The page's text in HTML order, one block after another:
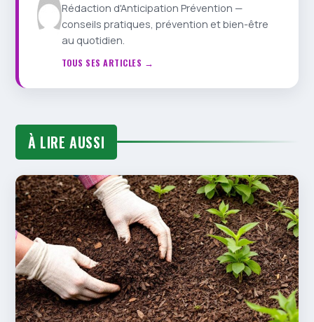
Rédaction d'Anticipation Prévention —
conseils pratiques, prévention et bien-être
au quotidien.
TOUS SES ARTICLES →
À LIRE AUSSI